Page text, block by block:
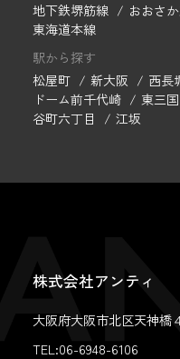
地下鉄堺筋線
おおさ
東海道本線
駅から探す
松屋町
新大阪 西長
ドーム前千代崎
東三国
谷町六丁目
江坂
株式会社アンティ
大阪府大阪市北区天神橋
TEL:06-6948-6106